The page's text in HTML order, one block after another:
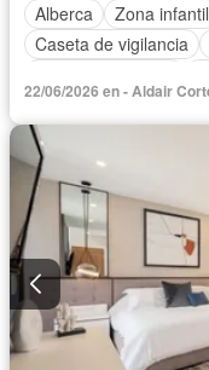
Alberca
Zona infantil
Caseta de vigilancia
Gas natural
Seguridad
22/06/2026 en - Aldair